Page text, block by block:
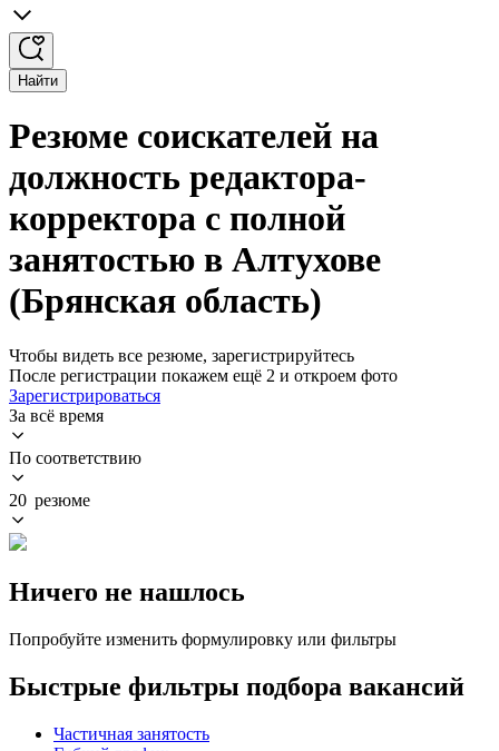
Найти
Резюме соискателей на
должность редактора-
корректора с полной
занятостью в Алтухове
(Брянская область)
Чтобы видеть все резюме, зарегистрируйтесь
После регистрации покажем ещё 2 и откроем фото
Зарегистрироваться
За всё время
По соответствию
20 резюме
Ничего не нашлось
Попробуйте изменить формулировку или фильтры
Быстрые фильтры подбора вакансий
Частичная занятость